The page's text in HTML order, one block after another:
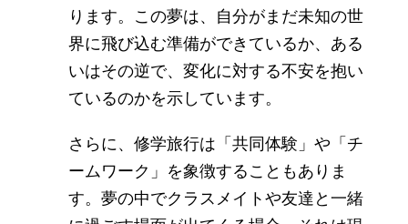
ります。この夢は、自分がまだ未知の世
界に飛び込む準備ができているか、ある
いはその逆で、変化に対する不安を抱い
ているのかを示しています。
さらに、修学旅行は「共同体験」や「チ
ームワーク」を象徴することもありま
す。夢の中でクラスメイトや友達と一緒